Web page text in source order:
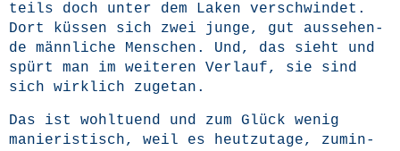
teils doch unter dem Laken ver­schwin­det.
Dort küs­sen sich zwei jun­ge, gut aus­se­hen­
de männ­li­che Men­schen. Und, das sieht und
spürt man im wei­te­ren Ver­lauf, sie sind
sich wirk­lich zugetan.
Das ist wohl­tu­end und zum Glück wenig
manie­ris­tisch, weil es heut­zu­ta­ge, zumin­